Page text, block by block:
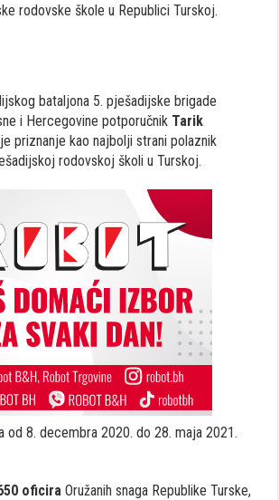
rodovske škole u Republici Turskoj.
bataljona 5. pješadijske brigade
i Hercegovine potporučnik Tarik
priznanje kao najbolji strani polaznik
rodovskoj školi u Turskoj.
od 8. decembra 2020. do 28. maja 2021.
oficira Oružanih snaga Republike Turske,